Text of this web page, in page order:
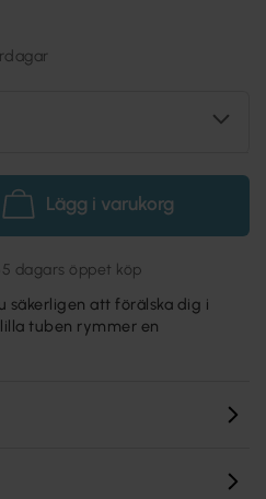
Lägg i varukorg
dagars öppet köp
säkerligen att förälska dig i
tuben rymmer en